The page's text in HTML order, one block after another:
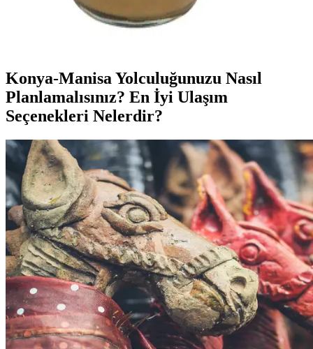
Konya'nın doğal bozkırlarından gelen saf ve geleneksel tahin,
sağlıklı yaşam ve lezzetli tarifler için ideal bir tercih. Üretim süreci
Konya-Manisa Yolculuğunuzu Nasıl
Planlamalısınız? En İyi Ulaşım
Seçenekleri Nelerdir?